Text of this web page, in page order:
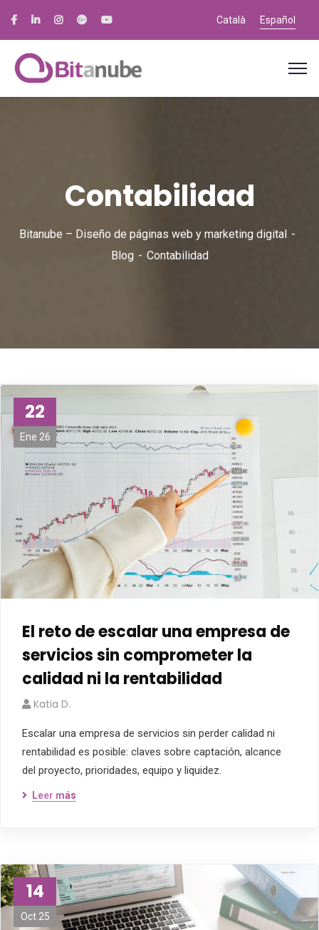
Català Español
Contabilidad
Bitanube – Diseño de páginas web y marketing digital
Blog
Contabilidad
22
Ene 26
El reto de escalar una empresa de
servicios sin comprometer la
calidad ni la rentabilidad
Katia D.
Escalar una empresa de servicios sin perder calidad ni
rentabilidad es posible: claves sobre captación, alcance
del proyecto, prioridades, equipo y liquidez.
Leer más
14
Oct 25